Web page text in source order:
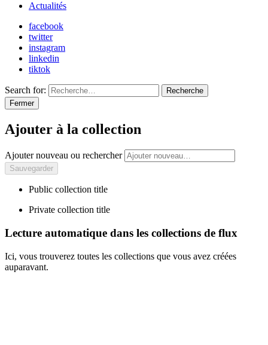
Actualités
facebook
twitter
instagram
linkedin
tiktok
Search for:
Recherche
Fermer
Ajouter à la collection
Ajouter nouveau ou rechercher
Public collection title
Private collection title
Lecture automatique dans les collections de flux
Ici, vous trouverez toutes les collections que vous avez créées
auparavant.